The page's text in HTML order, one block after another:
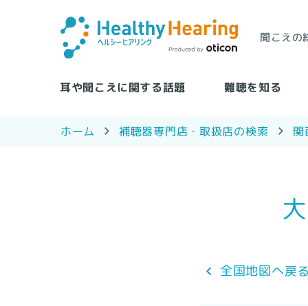
聞こえの
耳や聞こえに関する話題 難聴を知る
ホーム 補聴器専門店・取扱店の検索 関
全国地図へ戻